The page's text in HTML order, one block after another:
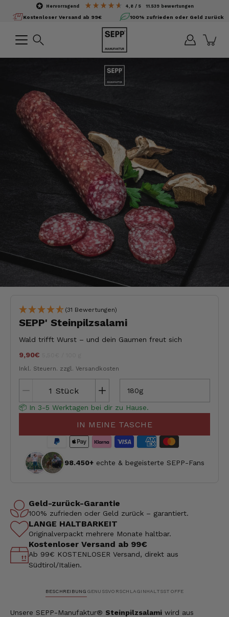
überspringen
Kostenloser Versand ab 99€
hervorragend 4,8/ 5 11.539 bewertungen
100% zufrieden oder Geld zurück
(31 Bewertungen)
SEPP' Steinpilzsalami
Wald trifft Wurst – und dein Gaumen freut sich
9,90€
Inkl. Steuern. zzgl. Versandkosten
Stück 180g
📦 In 3-5 Werktagen bei dir zu Hause.
IN MEINE TASCHE
98.450+ echte & begeisterte SEPP-Fans
Geld-zurück-Garantie
100% zufrieden oder Geld zurück – garantiert.
LANGE HALTBARKEIT
Originalverpackt mehrere Monate haltbar.
Kostenloser Versand ab 99€
Ab 99€ KOSTENLOSER Versand, direkt aus
Südtirol/Italien.
BESCHREIBUNG GENUSSVORSCHLAGINHALTSSTOFFE
Unsere SEPP-Manufaktur® Steinpilzsalami wird aus